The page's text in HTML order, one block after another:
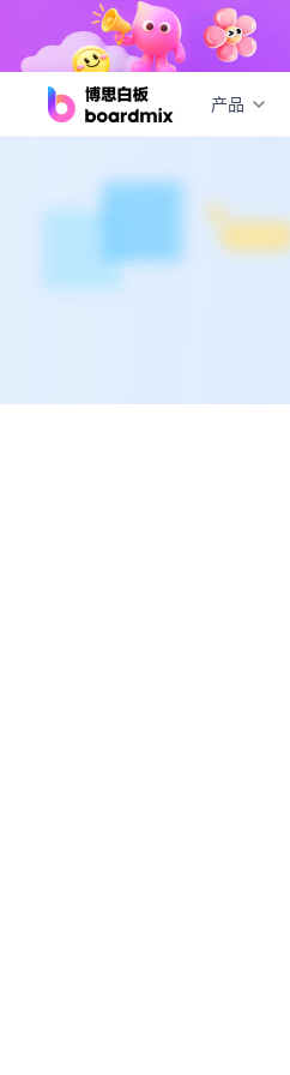
产品